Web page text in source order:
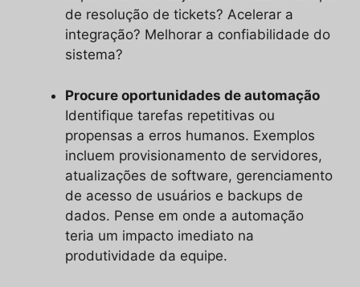
de resolução de tickets? Acelerar a
integração? Melhorar a confiabilidade do
sistema?
Procure oportunidades de automação
Identifique tarefas repetitivas ou
propensas a erros humanos. Exemplos
incluem provisionamento de servidores,
atualizações de software, gerenciamento
de acesso de usuários e backups de
dados. Pense em onde a automação
teria um impacto imediato na
produtividade da equipe.